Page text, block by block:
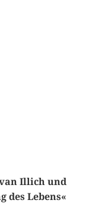
Illich und
des Lebens«